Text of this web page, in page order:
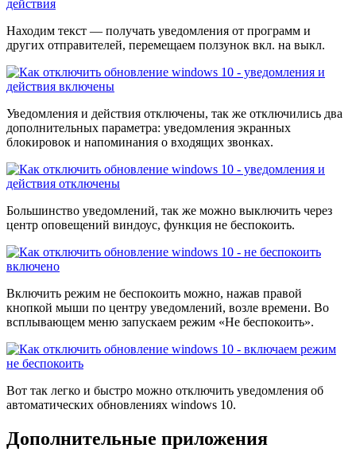
Находим текст — получать уведомления от программ и
других отправителей, перемещаем ползунок вкл. на выкл.
Уведомления и действия отключены, так же отключились два
дополнительных параметра: уведомления экранных
блокировок и напоминания о входящих звонках.
Большинство уведомлений, так же можно выключить через
центр оповещений виндоус, функция не беспокоить.
Включить режим не беспокоить можно, нажав правой
кнопкой мыши по центру уведомлений, возле времени. Во
всплывающем меню запускаем режим «Не беспокоить».
Вот так легко и быстро можно отключить уведомления об
автоматических обновлениях windows 10.
Дополнительные приложения